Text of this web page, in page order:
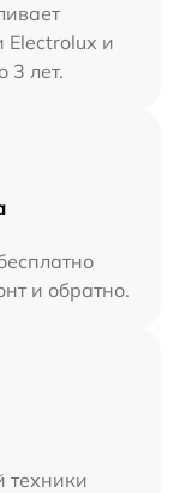
Electrolux и
3 лет.
и обратно.
техники